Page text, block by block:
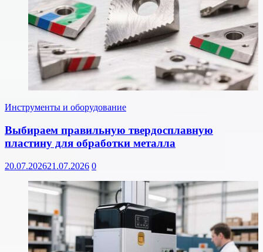
Инструменты и оборудование
Выбираем правильную твердосплавную
пластину для обработки металла
20.07.202621.07.2026 0